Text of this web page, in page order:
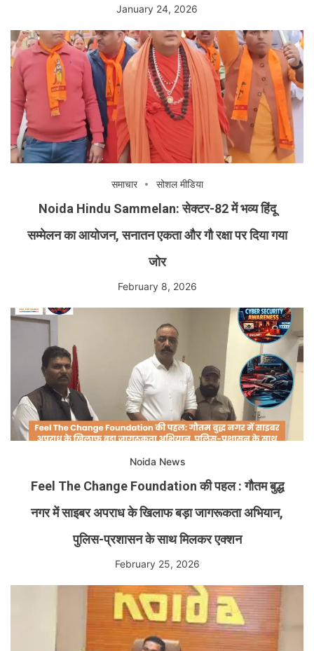
January 24, 2026
समाचार सोशल मीडिया
Noida Hindu Sammelan: सेक्टर-82 में भव्य हिंदू
सम्मेलन का आयोजन, सनातन एकता और गौ रक्षा पर दिया गया
जोर
February 8, 2026
Noida News
Feel The Change Foundation की पहल : गौतम बुद्ध
नगर में साइबर अपराध के खिलाफ बड़ा जागरूकता अभियान,
पुलिस-प्रशासन के साथ मिलकर एक्शन
February 25, 2026